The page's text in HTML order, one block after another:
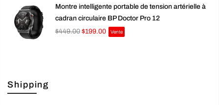
Montre intelligente portable de tension artérielle à
cadran circulaire BP Doctor Pro 12
$449.00 $199.00 Vente
Shipping